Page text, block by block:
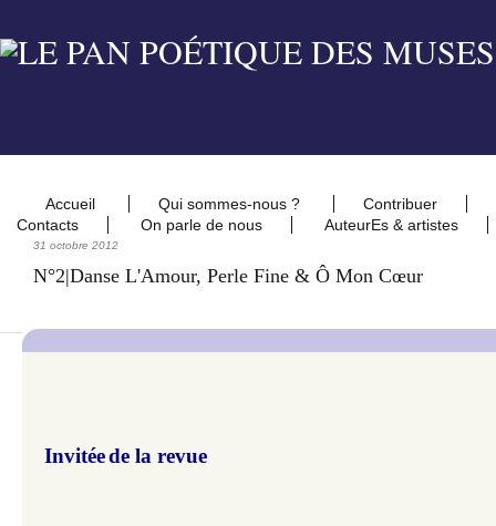
Accueil Qui sommes-nous ?
Contribuer
Contacts
On parle de nous AuteurEs & artistes
31 octobre 2012
N°2|Danse L'Amour, Perle Fine & Ô Mon Cœur
Invitéede la revue